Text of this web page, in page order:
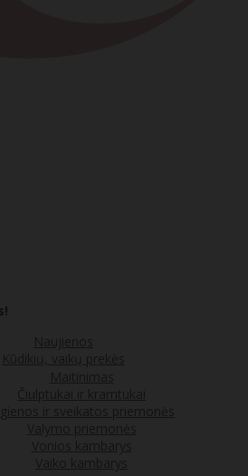
Naujienos
Kūdikių, vaikų prekės
Maitinimas
Čiulptukai ir kramtukai
ir sveikatos priemonės
Valymo priemonės
Vonios kambarys
Vaiko kambarys